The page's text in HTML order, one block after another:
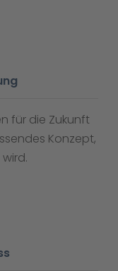
für die Zukunft
Konzept,